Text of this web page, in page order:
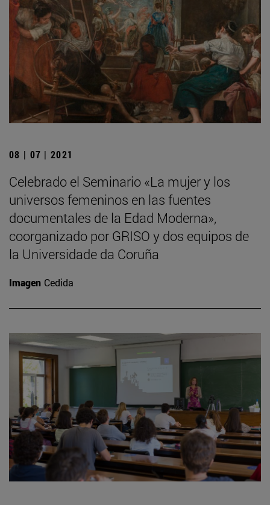
08 | 07 | 2021
Celebrado el Seminario «La mujer y los
universos femeninos en las fuentes
documentales de la Edad Moderna»,
coorganizado por GRISO y dos equipos de
la Universidade da Coruña
Imagen Cedida